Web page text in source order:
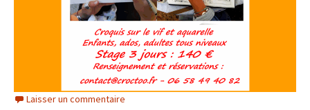
Laisser un commentaire